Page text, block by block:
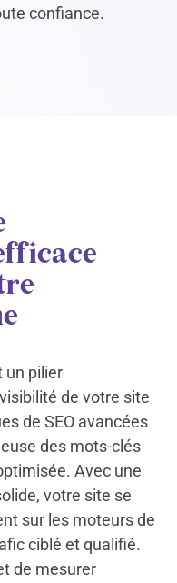
confiance.
un pilier
de votre site
de SEO avancées
des mots-clés
Avec une
votre site se
sur les moteurs de
ciblé et qualifié.
de mesurer